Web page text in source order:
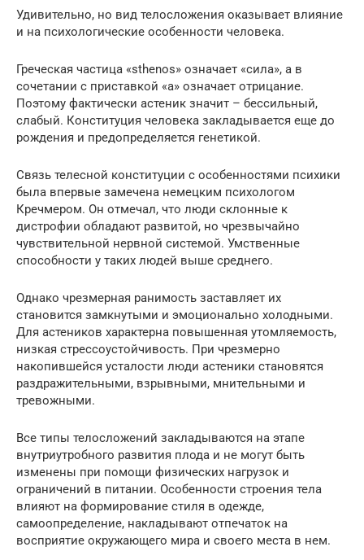
Удивительно, но вид телосложения оказывает влияние
и на психологические особенности человека.
Греческая частица «sthenos» означает «сила», а в
сочетании с приставкой «а» означает отрицание.
Поэтому фактически астеник значит – бессильный,
слабый. Конституция человека закладывается еще до
рождения и предопределяется генетикой.
Связь телесной конституции с особенностями психики
была впервые замечена немецким психологом
Кречмером. Он отмечал, что люди склонные к
дистрофии обладают развитой, но чрезвычайно
чувствительной нервной системой. Умственные
способности у таких людей выше среднего.
Однако чрезмерная ранимость заставляет их
становится замкнутыми и эмоционально холодными.
Для астеников характерна повышенная утомляемость,
низкая стрессоустойчивость. При чрезмерно
накопившейся усталости люди астеники становятся
раздражительными, взрывными, мнительными и
тревожными.
Все типы телосложений закладываются на этапе
внутриутробного развития плода и не могут быть
изменены при помощи физических нагрузок и
ограничений в питании. Особенности строения тела
влияют на формирование стиля в одежде,
самоопределение, накладывают отпечаток на
восприятие окружающего мира и своего места в нем.